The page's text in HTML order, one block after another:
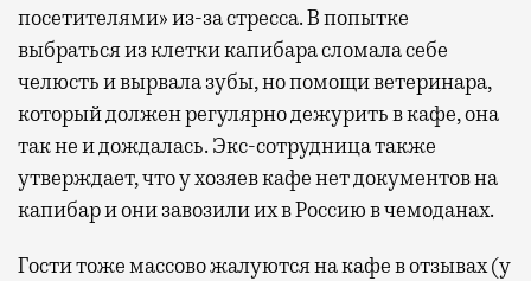
посетителями» из-за стресса. В попытке
выбраться из клетки капибара сломала себе
челюсть и вырвала зубы, но помощи ветеринара,
который должен регулярно дежурить в кафе, она
так не и дождалась. Экс-сотрудница также
утверждает, что у хозяев кафе нет документов на
капибар и они завозили их в Россию в чемоданах.
Гости тоже массово жалуются на кафе в отзывах (у